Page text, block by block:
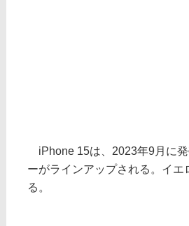
iPhone 15は、2023年9月に
ーがラインアップされる。イ
る。